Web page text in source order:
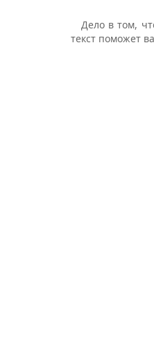
Дело в том,
текст поможет